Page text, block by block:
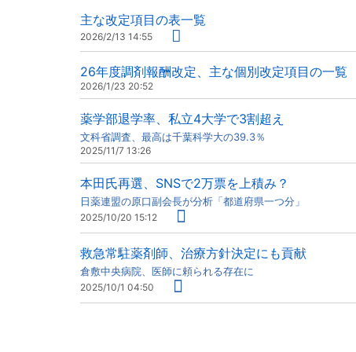
主な改定項目の表一覧
2026/2/13 14:55
26年度調剤報酬改定、主な個別改定項目の一覧
2026/1/23 20:52
薬学部退学率、私立4大学で3割超え
文科省調査、最高は千葉科学大の39.3％
2025/11/7 13:26
本田氏再選、SNSで2万票を上積み？
日薬連盟の原口副会長が分析「都道府県一つ分」
2025/10/20 15:12
救急常駐薬剤師、治療方針決定にも貢献
倉敷中央病院、医師に頼られる存在に
2025/10/1 04:50